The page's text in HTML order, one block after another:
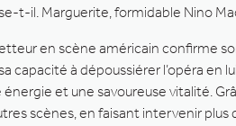
t-il. Marguerite, formidable Nino
en scène américain confirme
capacité à dépoussiérer l’opéra en lui
et une savoureuse vitalité.
scènes, en faisant intervenir plus